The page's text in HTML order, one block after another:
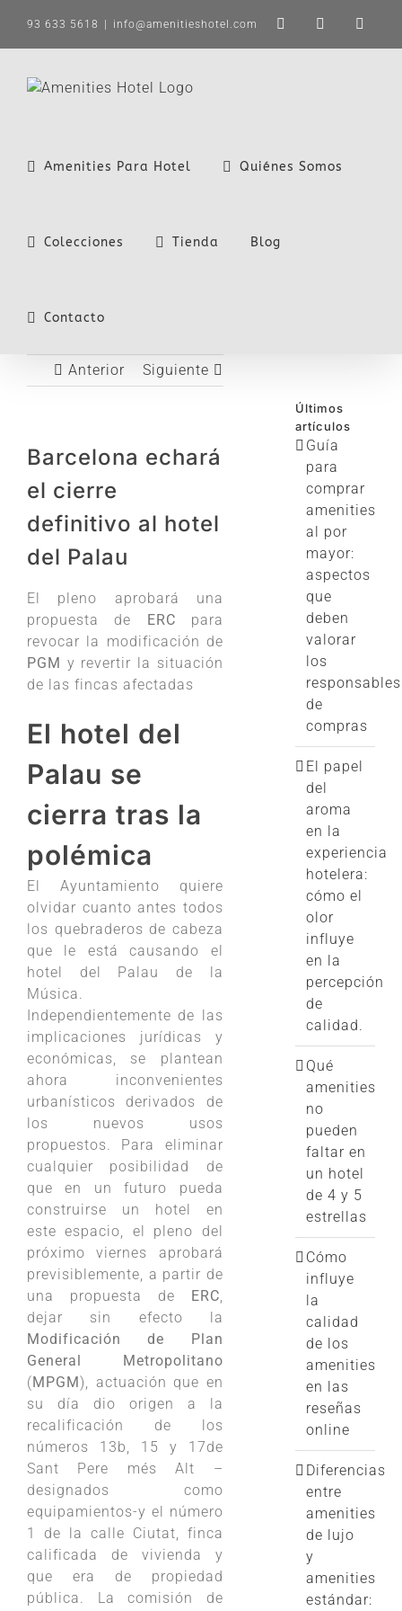
contenido
93 633 5618 info@amenitieshotel.com LinkedIn
X
Amenities Para Hotel Quiénes Somos
Colecciones Tienda Blog
Contacto
Anterior Siguiente
Barcelona echará
el cierre
definitivo al hotel
del Palau
El pleno aprobará una
propuesta de ERC para
revocar la modificación de
PGM y revertir la situación
de las fincas afectadas
El hotel del
Palau se
cierra tras la
polémica
El Ayuntamiento quiere
olvidar cuanto antes todos
los quebraderos de cabeza
que le está causando el
hotel del Palau de la
Música.
Independientemente de las
implicaciones jurídicas y
económicas, se plantean
ahora inconvenientes
urbanísticos derivados de
los nuevos usos
propuestos. Para eliminar
cualquier posibilidad de
que en un futuro pueda
construirse un hotel en
este espacio, el pleno del
próximo viernes aprobará
previsiblemente, a partir de
una propuesta de ERC,
dejar sin efecto la
Modificación de Plan
General Metropolitano
(MPGM), actuación que en
su día dio origen a la
recalificación de los
números 13b, 15 y 17de
Sant Pere més Alt –
designados como
equipamientos-y el número
1 de la calle Ciutat, finca
calificada de vivienda y
que era de propiedad
pública. La comisión de
Últimos
artículos
Guía
para
comprar
amenities
al por
mayor:
aspectos
que
deben
valorar
los
responsables
de
compras
El papel
del
aroma
en la
experiencia
hotelera:
cómo el
olor
influye
en la
percepción
de
calidad.
Qué
amenities
no
pueden
faltar en
un hotel
de 4 y 5
estrellas
Cómo
influye
la
calidad
de los
amenities
en las
reseñas
online
Diferencias
entre
amenities
de lujo
y
amenities
estándar: